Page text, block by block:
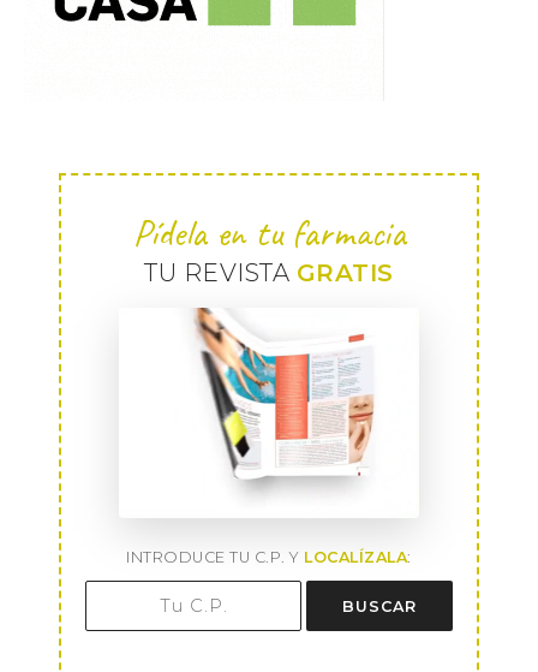
Pídela en tu farmacia
TU REVISTA GRATIS
INTRODUCE TU C.P. Y LOCALÍZALA:
BUSCAR